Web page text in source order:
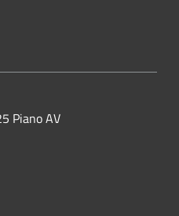
Piano AV